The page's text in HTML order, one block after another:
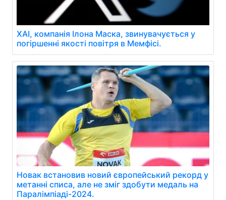
XAI, компанія Ілона Маска, звинувачується у
погіршенні якості повітря в Мемфісі.
Новак встановив новий європейський рекорд у
метанні списа, але не зміг здобути медаль на
Паралімпіаді-2024.